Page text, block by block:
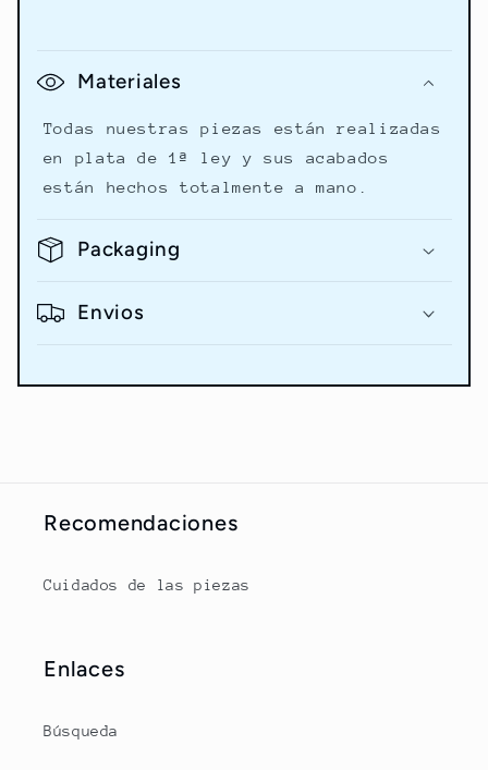
Materiales
Todas nuestras piezas están realizadas
en plata de 1ª ley y sus acabados
están hechos totalmente a mano.
Packaging
Envios
Recomendaciones
Cuidados de las piezas
Enlaces
Búsqueda